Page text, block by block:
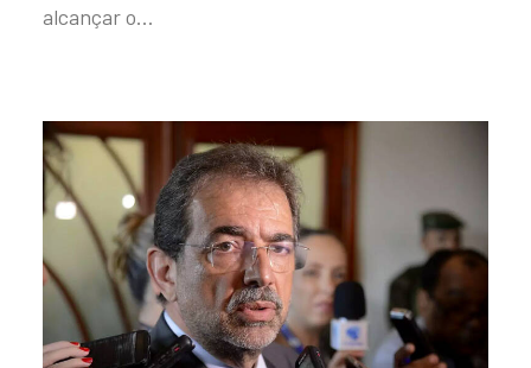
alcançar o…